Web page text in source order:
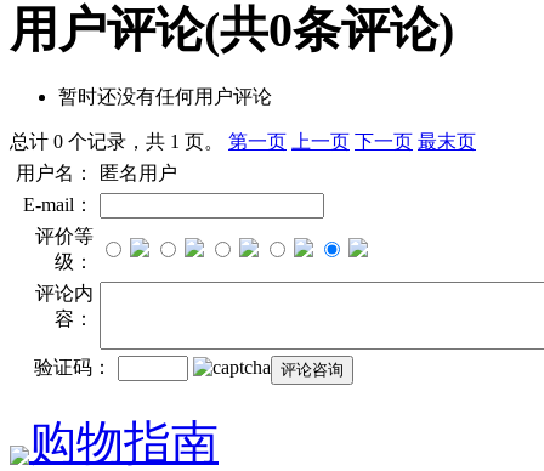
用户评论(共0条评论)
暂时还没有任何用户评论
总计 0 个记录，共 1 页。 第一页 上一页 下一页 最末页
用户名：
匿名用户
E-mail：
评价等
级：
评论内
容：
验证码：
购物指南